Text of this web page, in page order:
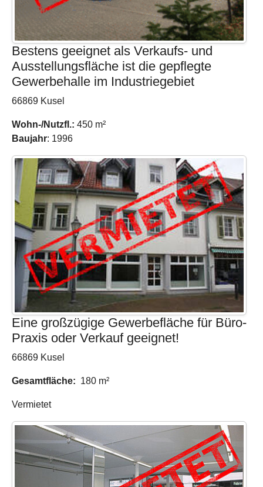
Bestens geeignet als Verkaufs- und
Ausstellungsfläche ist die gepflegte
Gewerbehalle im Industriegebiet
66869 Kusel
Wohn-/Nutzfl.: 450 m²
Baujahr: 1996
Eine großzügige Gewerbefläche für Büro-
Praxis oder Verkauf geeignet!
66869 Kusel
Gesamtfläche: 180 m²
Vermietet